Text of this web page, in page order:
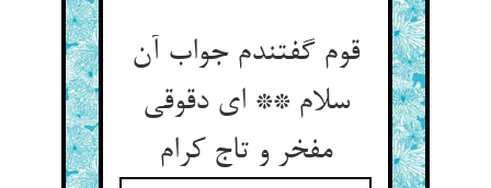
قوم گفتندم جواب آن
سلام ** ای دقوقی
مفخر و تاج کرام